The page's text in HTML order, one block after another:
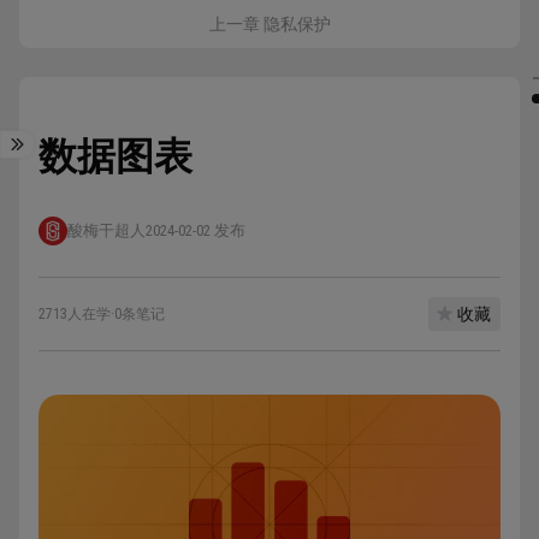
上一章 隐私保护
数据图表
酸梅干超人 2024-02-02 发布
2713人在学·0条笔记 收藏